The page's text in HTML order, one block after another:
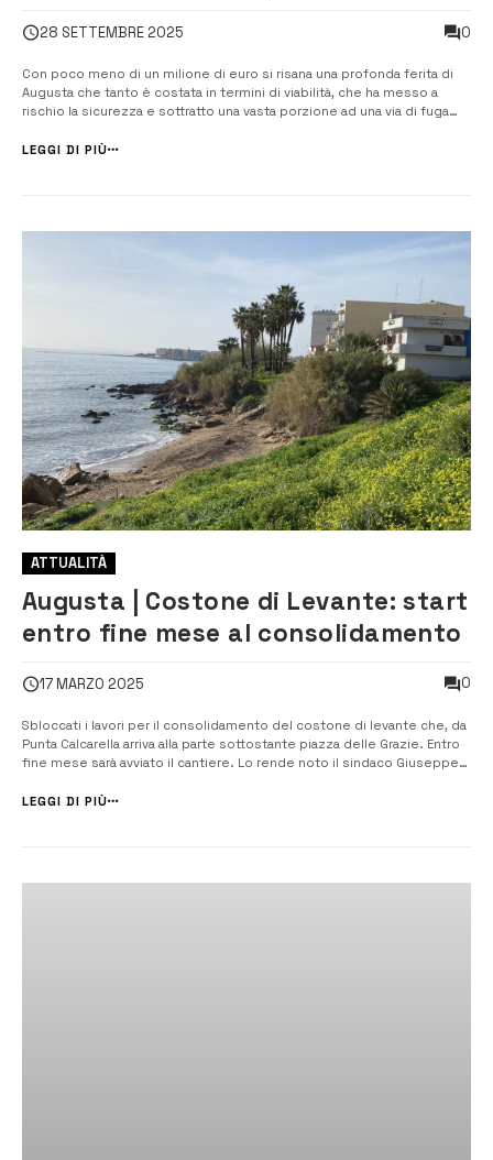
28 SETTEMBRE 2025 0
Con poco meno di un milione di euro si risana una profonda ferita di
Augusta che tanto è costata in termini di viabilità, che ha messo a
rischio la sicurezza e sottratto una vasta porzione ad una via di fuga
consolidamento e rimozione dell’impalcatura […]
LEGGI DI PIÙ
ATTUALITÀ
Augusta | Costone di Levante: start
entro fine mese al consolidamento
17 MARZO 2025 0
Sbloccati i lavori per il consolidamento del costone di levante che, da
Punta Calcarella arriva alla parte sottostante piazza delle Grazie. Entro
fine mese sarà avviato il cantiere. Lo rende noto il sindaco Giuseppe
costone – afferma – che in alcuni tratti […]...
LEGGI DI PIÙ